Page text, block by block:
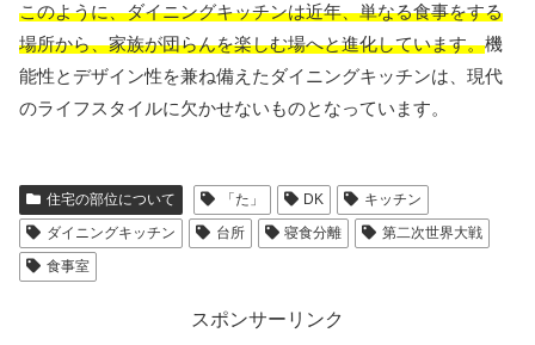
このように、ダイニングキッチンは近年、単なる食事をする
場所から、家族が団らんを楽しむ場へと進化しています。機
能性とデザイン性を兼ね備えたダイニングキッチンは、現代
のライフスタイルに欠かせないものとなっています。
住宅の部位について 「た」 DK
キッチン
ダイニングキッチン
台所 寝食分離
第二次世界大戦
食事室
スポンサーリンク